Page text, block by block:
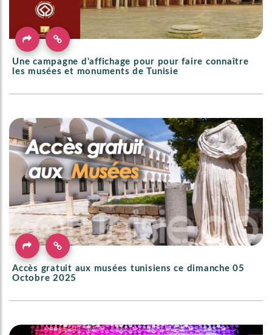
Une campagne d'affichage pour pour faire connaître
les musées et monuments de Tunisie
Accès gratuit aux musées tunisiens ce dimanche 05
Octobre 2025